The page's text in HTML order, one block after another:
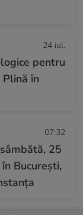
24 iul.
pentru
în
07:32
25
București,